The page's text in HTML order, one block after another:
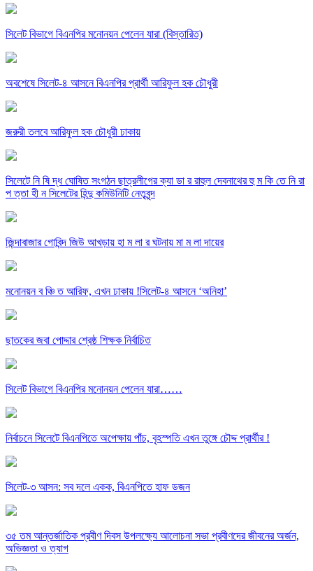
সিলেট বিভাগে বিএনপির মনোনয়ন পেলেন যারা (বিস্তারিত)
অবশেষে সিলেট-৪ আসনে বিএনপির প্রার্থী আরিফুল হক চৌধুরী
জরুরী তলবে আরিফুল হক চৌধুরী ঢাকায়
সিলেটে নি ষি দ্ধ ঘোষিত সংগঠন ছাত্রলীগের ক্যা ডা র রাহুল দেবনাথের হু ম কি তে নি রা
প ত্তা হী ন সিলেটের হিন্দু কমিউনিটি নেতৃবৃন্দ
জিন্দাবাজার গোবিন্দ জিউ আখড়ায় হা ম লা র ঘটনায় মা ম লা দায়ের
মনোনয়ন ব ঞ্চি ত আরিফ, এখন ঢাকায় !সিলেট-৪ আসনে ‘অনিহা’
ছাতকের জবা পোদ্দার শ্রেষ্ঠ শিক্ষক নির্বাচিত
সিলেট বিভাগে বিএনপির মনোনয়ন পেলেন যারা……
নির্বাচনে সিলেটে বিএনপিতে অপেক্ষায় পাঁচ, বৃহস্পতি এখন তুঙ্গে চৌদ্দ প্রার্থীর !
সিলেট-৩ আসন: সব দলে একক, বিএনপিতে হাফ ডজন
৩৫ তম আন্তর্জাতিক প্রবীণ দিবস উপলক্ষ্যে আলোচনা সভা প্রবীণদের জীবনের অর্জন,
অভিজ্ঞতা ও ত্যাগ